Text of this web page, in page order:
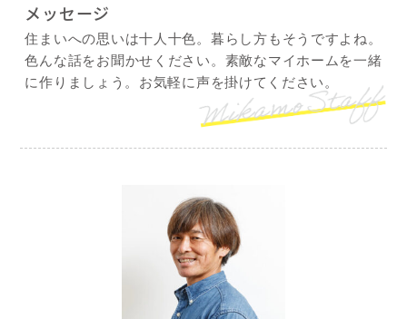
メッセージ
住まいへの思いは十人十色。暮らし方もそうですよね。
色んな話をお聞かせください。素敵なマイホームを一緒
に作りましょう。お気軽に声を掛けてください。